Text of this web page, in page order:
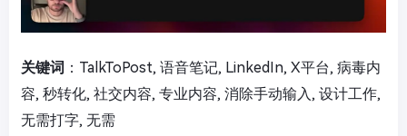
关键词 ：TalkToPost, 语音笔记, LinkedIn, X平台, 病毒内
容, 秒转化, 社交内容, 专业内容, 消除手动输入, 设计工作,
无需打字, 无需